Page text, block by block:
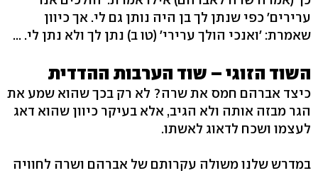
ערירים' כפי שנתן לך בן היה נותן גם לי. אך כיוון
שאמרת: 'ואנכי הולך ערירי' (טו ב) נתן לך ולא נתן לי. ...
השוד הזוגי – שוד הערבות ההדדית
כיצד אברהם חמס את שרה? לא רק בכך שהוא שמע את
הגר מבזה אותה ולא הגיב, אלא בעיקר כיוון שהוא דאג
לעצמו ושכח לדאוג לאשתו.
במדרש שלנו משולה עקרותם של אברהם ושרה לחוויה